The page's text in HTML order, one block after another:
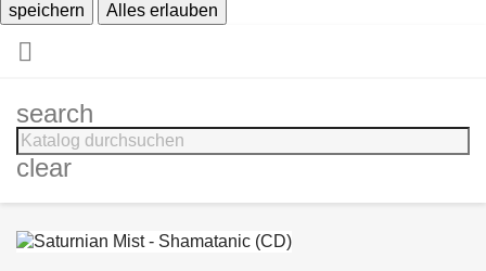
speichern
Alles erlauben

search
clear